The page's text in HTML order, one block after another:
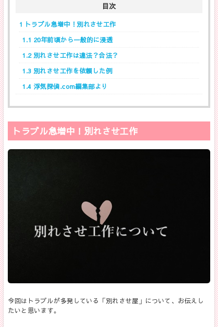
目次
1 トラブル急増中！別れさせ工作
1.1 20年前頃から一般的に浸透
1.2別れさせ工作は違法？合法？
1.3 別れさせ工作を依頼した例
1.4 浮気探偵.com編集部より
トラブル急増中！別れさせ工作
今回はトラブルが多発している「別れさせ屋」について、お伝えし
たいと思います。